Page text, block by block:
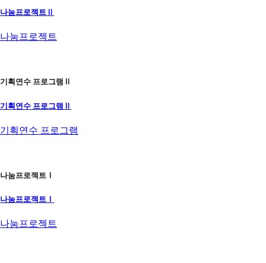
나눔프로젝트Ⅱ
나눔프로젝트
기획연수 프로그램Ⅱ
기획연수 프로그램Ⅱ
기획연수 프로그램
나눔프로젝트Ⅰ
나눔프로젝트Ⅰ
나눔프로젝트